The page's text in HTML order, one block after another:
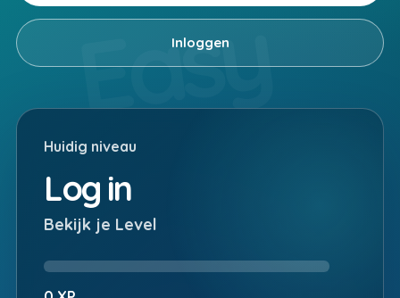
Inloggen
Huidig niveau
Log in
Bekijk je Level